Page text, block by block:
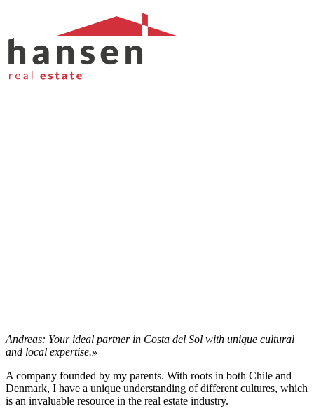
Andreas: Your ideal partner in Costa del Sol with unique cultural
and local expertise.»
A company founded by my parents. With roots in both Chile and
Denmark, I have a unique understanding of different cultures, which
is an invaluable resource in the real estate industry.